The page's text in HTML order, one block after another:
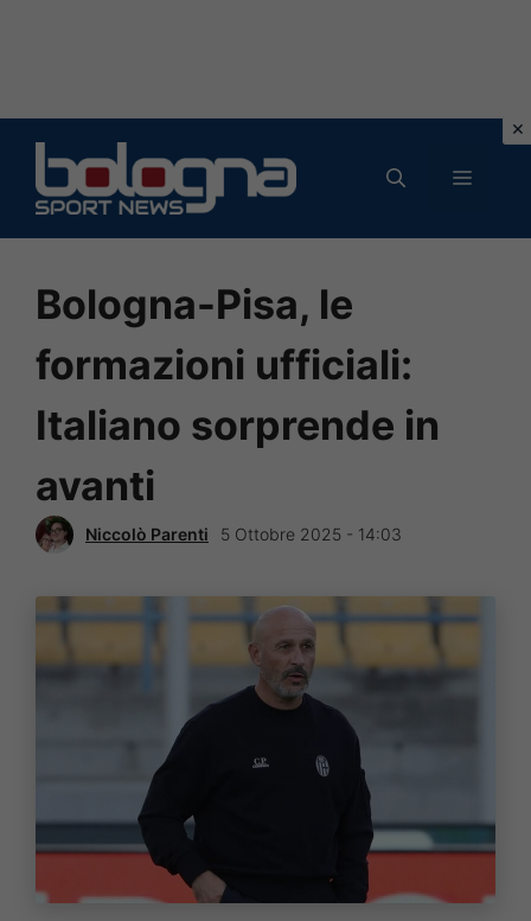
contenuto
MENU
Bologna-Pisa, le
formazioni ufficiali:
Italiano sorprende in
avanti
Niccolò Parenti 5 Ottobre 2025 - 14:03